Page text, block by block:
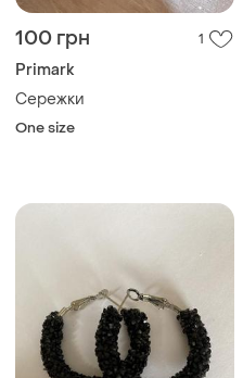
100 грн 1
Primark
Сережки
One size